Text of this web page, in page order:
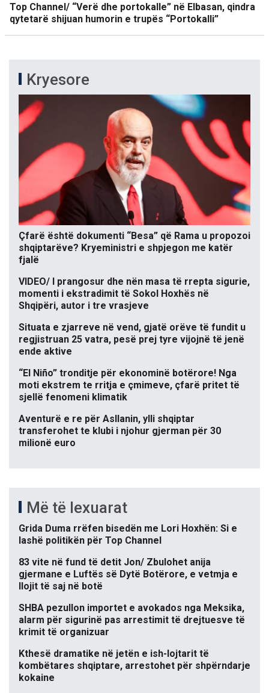
Top Channel/ “Verë dhe portokalle” në Elbasan, qindra
qytetarë shijuan humorin e trupës “Portokalli”
Kryesore
Çfarë është dokumenti “Besa” që Rama u propozoi
shqiptarëve? Kryeministri e shpjegon me katër
fjalë
VIDEO/ I prangosur dhe nën masa të rrepta sigurie,
momenti i ekstradimit të Sokol Hoxhës në
Shqipëri, autor i tre vrasjeve
Situata e zjarreve në vend, gjatë orëve të fundit u
regjistruan 25 vatra, pesë prej tyre vijojnë të jenë
ende aktive
“El Niño” tronditje për ekonominë botërore! Nga
moti ekstrem te rritja e çmimeve, çfarë pritet të
sjellë fenomeni klimatik
Aventurë e re për Asllanin, ylli shqiptar
transferohet te klubi i njohur gjerman për 30
milionë euro
Më të lexuarat
Grida Duma rrëfen bisedën me Lori Hoxhën: Si e
lashë politikën për Top Channel
83 vite në fund të detit Jon/ Zbulohet anija
gjermane e Luftës së Dytë Botërore, e vetmja e
llojit të saj në botë
SHBA pezullon importet e avokados nga Meksika,
alarm për sigurinë pas arrestimit të drejtuesve të
krimit të organizuar
Kthesë dramatike në jetën e ish-lojtarit të
kombëtares shqiptare, arrestohet për shpërndarje
kokaine